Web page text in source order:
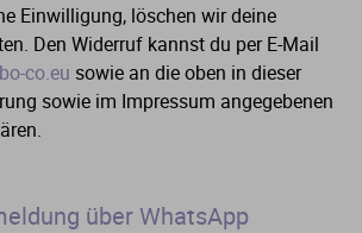
Einwilligung, löschen wir deine
Den Widerruf kannst du per E-Mail
co.eu sowie an die oben in dieser
sowie im Impressum angegebenen
über WhatsApp